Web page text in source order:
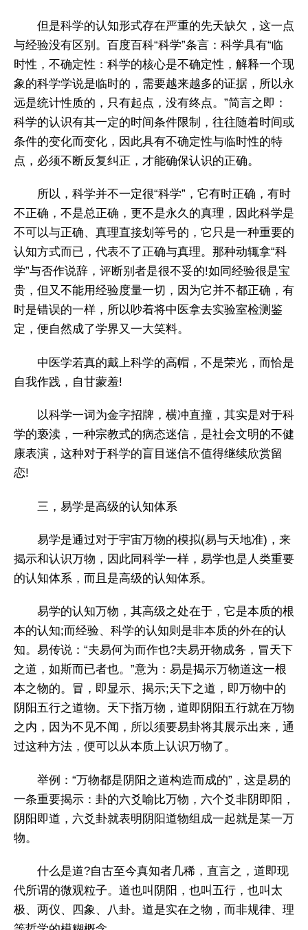
但是科学的认知形式存在严重的先天缺欠，这一点
与经验没有区别。百度百科“科学”条言：科学具有“临
时性，不确定性：科学的核心是不确定性，解释一个现
象的科学学说是临时的，需要越来越多的证据，所以永
远是统计性质的，只有起点，没有终点。”简言之即：
科学的认识有其一定的时间条件限制，往往随着时间或
条件的变化而变化，因此具有不确定性与临时性的特
点，必须不断反复纠正，才能确保认识的正确。
所以，科学并不一定很“科学”，它有时正确，有时
不正确，不是总正确，更不是永久的真理，因此科学是
不可以与正确、真理直接划等号的，它只是一种重要的
认知方式而已，代表不了正确与真理。那种动辄拿“科
学”与否作说辞，评断别者是很不妥的!如同经验很是宝
贵，但又不能用经验度量一切，因为它并不都正确，有
时是错误的一样，所以吵着将中医拿去实验室检测鉴
定，便自然成了学界又一大笑料。
中医学若真的戴上科学的高帽，不是荣光，而恰是
自我作践，自甘蒙羞!
以科学一词为金字招牌，横冲直撞，其实是对于科
学的亵渎，一种宗教式的病态迷信，是社会文明的不健
康表演，这种对于科学的盲目迷信不值得继续欣赏留
恋!
三，易学是高级的认知体系
易学是通过对于宇宙万物的模拟(易与天地准)，来
揭示和认识万物，因此同科学一样，易学也是人类重要
的认知体系，而且是高级的认知体系。
易学的认知万物，其高级之处在于，它是本质的根
本的认知;而经验、科学的认知则是非本质的外在的认
知。易传说：“夫易何为而作也?夫易开物成务，冒天下
之道，如斯而已者也。”意为：易是揭示万物道这一根
本之物的。冒，即显示、揭示;天下之道，即万物中的
阴阳五行之道物。天下指万物，道即阴阳五行就在万物
之内，因为不见不闻，所以须要易卦将其展示出来，通
过这种方法，便可以从本质上认识万物了。
举例：“万物都是阴阳之道构造而成的”，这是易的
一条重要揭示：卦的六爻喻比万物，六个爻非阴即阳，
阴阳即道，六爻卦就表明阴阳道物组成一起就是某一万
物。
什么是道?自古至今真知者几稀，直言之，道即现
代所谓的微观粒子。道也叫阴阳，也叫五行，也叫太
极、两仪、四象、八卦。道是实在之物，而非规律、理